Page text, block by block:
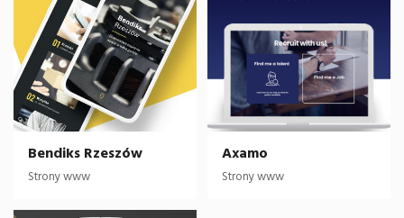
Bendiks Rzeszów
Strony www
Axamo
Strony www